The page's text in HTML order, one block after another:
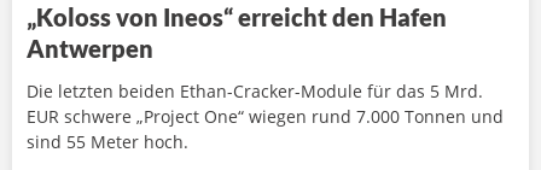
„Koloss von Ineos“ erreicht den Hafen
Antwerpen
Die letzten beiden Ethan-Cracker-Module für das 5 Mrd.
EUR schwere „Project One“ wiegen rund 7.000 Tonnen und
sind 55 Meter hoch.